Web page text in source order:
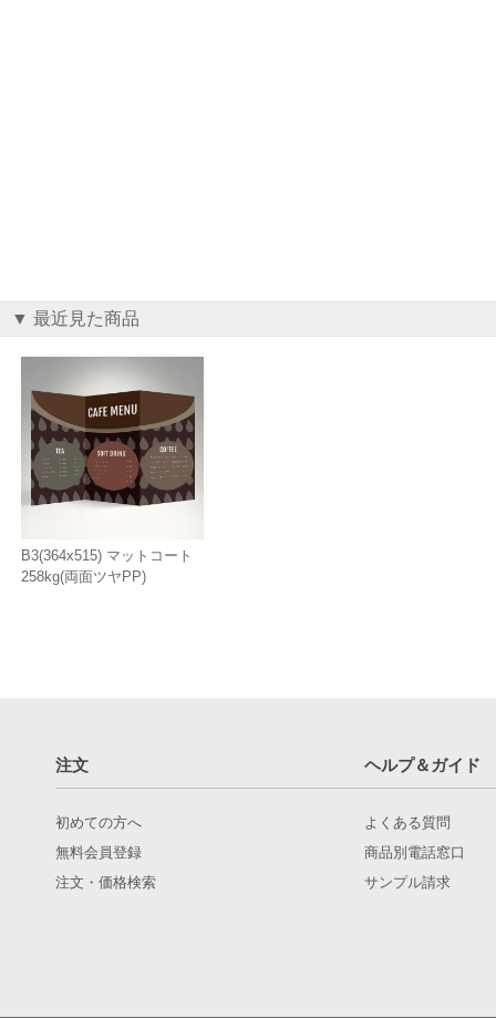
▼ 最近見た商品
B3(364x515) マットコート
258kg(両面ツヤPP)
注文 ヘルプ＆ガイド
初めての方へ
無料会員登録
注文・価格検索
よくある質問
商品別電話窓口
サンプル請求